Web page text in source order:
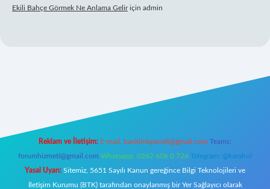
Ekili Bahçe Görmek Ne Anlama Geliriçin admin
Reklam ve İletişim: E-mail: backlinkpaneli@gmail.com Teams:
forumhizmeti@gmail.com Whatsapp: 0262 606 0 726 Telegram: @karabul
Yasal Uyarı: Sitemiz, 5651 Sayılı Kanun gereğince Bilgi Teknolojileri ve
İletişim Kurumu (BTK) tarafından onaylanmış bir Yer Sağlayıcı olarak